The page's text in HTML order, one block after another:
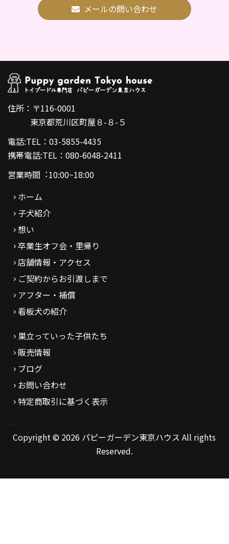
メールの問い合わせ
住所：〒116-0001
東京都荒川区町屋８-８-５
電話:TEL：03-5855-4435
携帯電話:TEL：080-6048-2411
営業時間︓10:00~18:00
ホーム
子犬紹介
想い
卒業生オフ会・里帰り
店舗情報・アクセス
ご契約からお引渡しまで
アフター・補償
看板犬の紹介
巣立っていった子供たち
販売情報
ブログ
お問い合わせ
特定商取引に基づく表示
Copyright © 2026 パピーガーデン東京ハウス All rights
Reserved.